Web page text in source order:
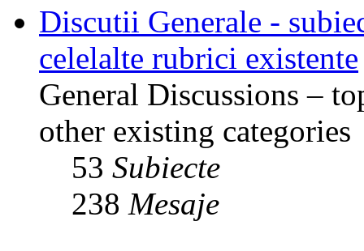
Discutii Generale -
celelalte rubrici existente
General Discussions –
other existing categories
53 Subiecte
238 Mesaje